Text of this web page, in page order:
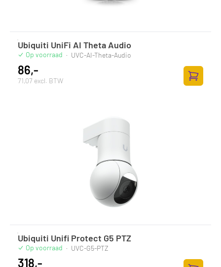
Ubiquiti UniFi AI Theta Audio
Op voorraad · UVC-AI-Theta-Audio
86,-
71,07 excl. BTW
Ubiquiti Unifi Protect G5 PTZ
Op voorraad · UVC-G5-PTZ
318,-